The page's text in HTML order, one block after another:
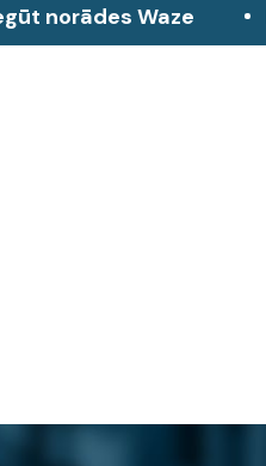
norādes Waze